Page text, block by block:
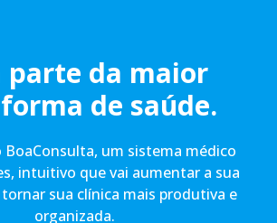
parte da maior
de saúde.
BoaConsulta, um sistema médico
intuitivo que vai aumentar a sua
sua clínica mais produtiva e
organizada.